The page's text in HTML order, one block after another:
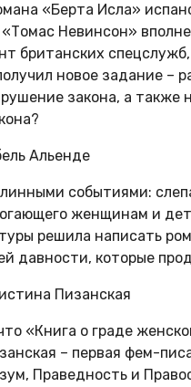
«Берта Исла»
Невинсон»
британских
новое задание –
закона, а
Альенде
событиями:
женщинам и
решила написать
давности, которые
Пизанская
«Книга о граде
– первая фем-
Праведность и